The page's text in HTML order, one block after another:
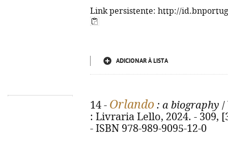
Link persistente: http://
ADICIONAR À LISTA
14 - Orlando : a biography /
: Livraria Lello, 2024. - 309,
- ISBN 978-989-9095-12-0